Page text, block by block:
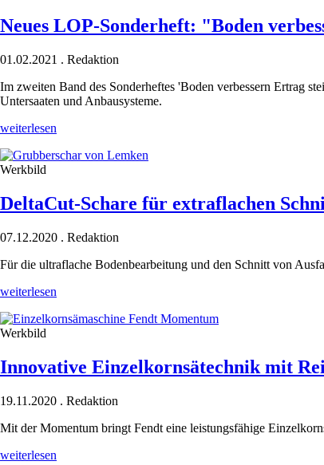
neuen
Lumbrico
Neues LOP-Sonderheft: "Boden
01.02.2021 . Redaktion
Im zweiten Band des Sonderheftes 'Boden verbessern Ertrag
Untersaaten und Anbausysteme.
weiterlesen
Sonderheft:
-
Ertrag
2"
Werkbild
DeltaCut-Schare für extraflachen
07.12.2020 . Redaktion
Für die ultraflache Bodenbearbeitung und den Schnitt von
weiterlesen
für
Werkbild
Innovative Einzelkornsätechnik mit
19.11.2020 . Redaktion
Mit der Momentum bringt Fendt eine leistungsfähige
weiterlesen